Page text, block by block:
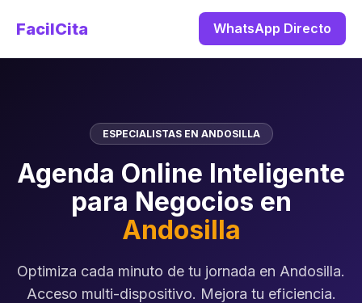
FacilCita WhatsApp Directo
ESPECIALISTAS EN ANDOSILLA
Agenda Online Inteligente
para Negocios en
Andosilla
Optimiza cada minuto de tu jornada en Andosilla.
Acceso multi-dispositivo. Mejora tu eficiencia.